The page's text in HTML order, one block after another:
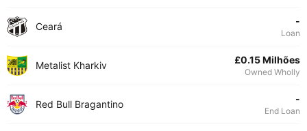
Ceará -
Loan
Metalist Kharkiv £0.15 Milhões
Owned Wholly
Red Bull Bragantino -
End Loan